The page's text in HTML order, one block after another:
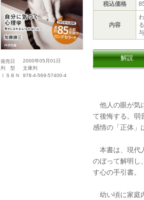
発売日
2000年05月01日
判 型
文庫判
ＩＳＢＮ
978-4-569-57400-4
税込価格
内容
解説
他人の眼が気
て後悔する。
感情の「正体」
本書は、現代
のぼって解明し
す心の手引書。
幼い頃に家庭